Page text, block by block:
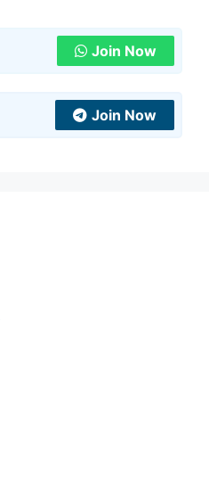
Join Now
Join Now